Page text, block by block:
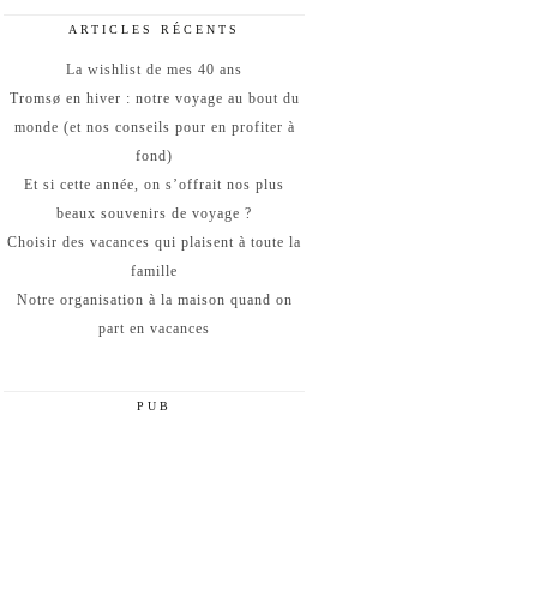
ARTICLES RÉCENTS
La wishlist de mes 40 ans
Tromsø en hiver : notre voyage au bout du
monde (et nos conseils pour en profiter à
fond)
Et si cette année, on s’offrait nos plus
beaux souvenirs de voyage ?
Choisir des vacances qui plaisent à toute la
famille
Notre organisation à la maison quand on
part en vacances
PUB